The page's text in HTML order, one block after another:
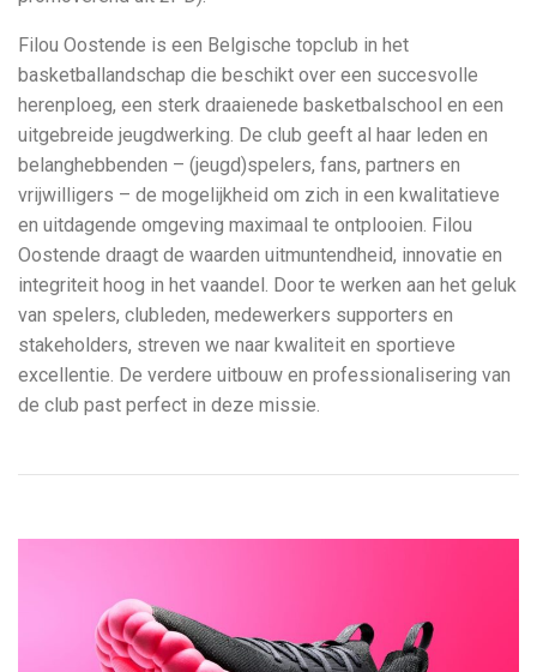
Filou Oostende is een Belgische topclub in het
basketballandschap die beschikt over een succesvolle
herenploeg, een sterk draaienede basketbalschool en een
uitgebreide jeugdwerking. De club geeft al haar leden en
belanghebbenden – (jeugd)spelers, fans, partners en
vrijwilligers – de mogelijkheid om zich in een kwalitatieve
en uitdagende omgeving maximaal te ontplooien. Filou
Oostende draagt de waarden uitmuntendheid, innovatie en
integriteit hoog in het vaandel. Door te werken aan het geluk
van spelers, clubleden, medewerkers supporters en
stakeholders, streven we naar kwaliteit en sportieve
excellentie. De verdere uitbouw en professionalisering van
de club past perfect in deze missie.